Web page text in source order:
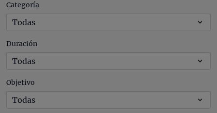
Categoría
Duración
Objetivo